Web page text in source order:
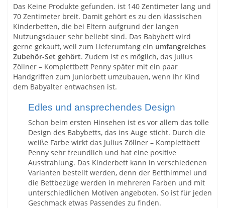
Das Keine Produkte gefunden. ist 140 Zentimeter lang und
70 Zentimeter breit. Damit gehört es zu den klassischen
Kinderbetten, die bei Eltern aufgrund der langen
Nutzungsdauer sehr beliebt sind. Das Babybett wird
gerne gekauft, weil zum Lieferumfang ein umfangreiches
Zubehör-Set gehört. Zudem ist es möglich, das Julius
Zöllner – Komplettbett Penny später mit ein paar
Handgriffen zum Juniorbett umzubauen, wenn Ihr Kind
dem Babyalter entwachsen ist.
Edles und ansprechendes Design
Schon beim ersten Hinsehen ist es vor allem das tolle
Design des Babybetts, das ins Auge sticht. Durch die
weiße Farbe wirkt das Julius Zöllner – Komplettbett
Penny sehr freundlich und hat eine positive
Ausstrahlung. Das Kinderbett kann in verschiedenen
Varianten bestellt werden, denn der Betthimmel und
die Bettbezüge werden in mehreren Farben und mit
unterschiedlichen Motiven angeboten. So ist für jeden
Geschmack etwas Passendes zu finden.